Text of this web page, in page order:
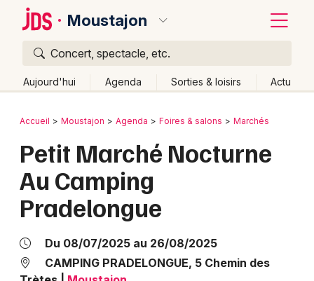
Moustajon
Concert, spectacle, etc.
Aujourd'hui Agenda Sorties & loisirs Actu
Publier un événement
Grands événements
Activité & Expérience
Manifestations
Bordeaux
Colmar
Lille
Marseille
Retour
Accueil Moustajon Agenda Foires & salons Marchés
Petit Marché Nocturne
Au Camping
Pradelongue
Du 08/07/2025 au 26/08/2025
CAMPING PRADELONGUE, 5 Chemin des
Quoi ?
Où ?
Midi-Pyrénées
Partout Près de moi Changer de lieu
Quand ?
Aujourd'hui
Demain Ce week-end